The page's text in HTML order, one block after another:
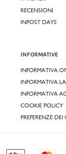
RECENSIONI
INPOST DAYS
INFORMATIVE
INFORMATIVA
INFORMATIVA
INFORMATIVA
COOKIE POLICY
PREFERENZE DEI